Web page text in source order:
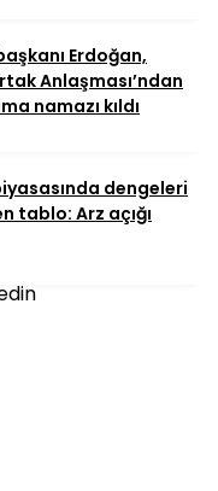
Erdoğan,
Anlaşması’ndan
namazı kıldı
dengeleri
tablo: Arz açığı